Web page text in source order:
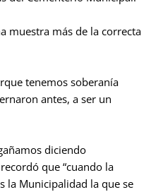
muestra más de la correcta
tenemos soberanía
antes, a ser un
diciendo
que “cuando la
la Municipalidad la que se